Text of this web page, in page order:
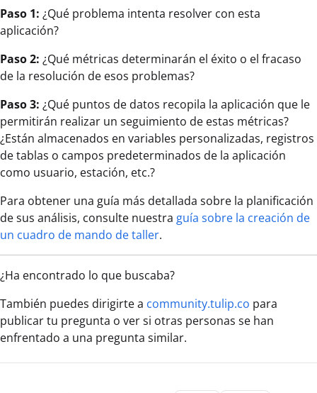
Paso 1: ¿Qué problema intenta resolver con esta
aplicación?
Paso 2: ¿Qué métricas determinarán el éxito o el fracaso
de la resolución de esos problemas?
Paso 3: ¿Qué puntos de datos recopila la aplicación que le
permitirán realizar un seguimiento de estas métricas?
¿Están almacenados en variables personalizadas, registros
de tablas o campos predeterminados de la aplicación
como usuario, estación, etc.?
Para obtener una guía más detallada sobre la planificación
de sus análisis, consulte nuestra guía sobre la creación de
un cuadro de mando de taller.
¿Ha encontrado lo que buscaba?
También puedes dirigirte a community.tulip.co para
publicar tu pregunta o ver si otras personas se han
enfrentado a una pregunta similar.